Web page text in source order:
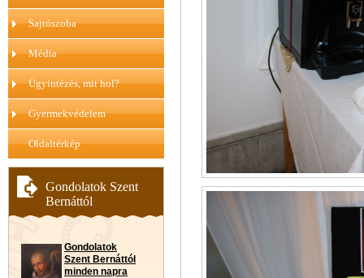
Sajtószoba
Média
Ügyintézés, mit hol?
Gyermekvédelem
Oldaltérkép
Gondolatok Szent
Bernáttól
Gondolatok
Szent Bernáttól
minden napra